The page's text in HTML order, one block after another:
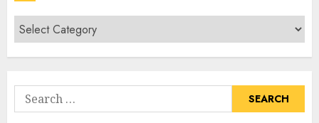
Cari
Senarai
Tumbuhan
Search
for: